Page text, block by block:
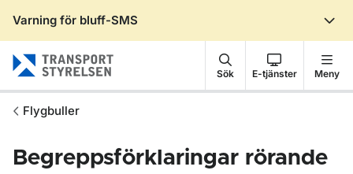
Varning för bluff-SMS
Sök E-tjänster Meny
Flygbuller
Begreppsförklaringar rörande